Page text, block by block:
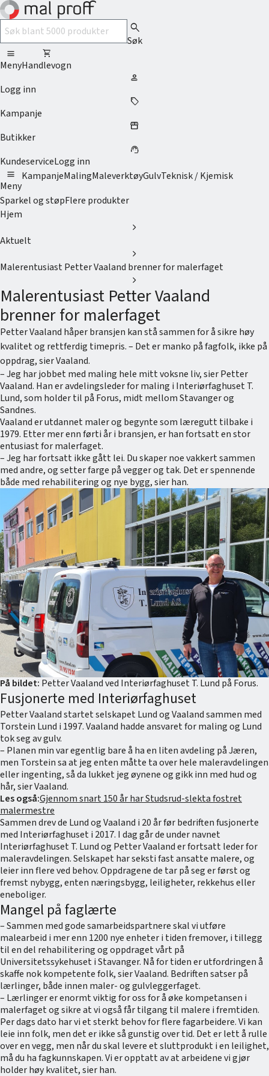
search
Søk
menu
Meny
shopping_cart
Handlevogn
person
Logg inn
sell
Kampanje
storefront
Butikker
support_agent
KundeserviceLogg inn
menu
Meny
KampanjeMalingMaleverktøyGulvTeknisk / Kjemisk
Sparkel og støpFlere produkter
Hjem
chevron_right
Aktuelt
chevron_right
Malerentusiast Petter Vaaland brenner for malerfaget
chevron_right
Malerentusiast Petter Vaaland
brenner for malerfaget
Petter Vaaland håper bransjen kan stå sammen for å sikre høy
kvalitet og rettferdig timepris. – Det er manko på fagfolk, ikke på
oppdrag, sier Vaaland.
– Jeg har jobbet med maling hele mitt voksne liv, sier Petter
Vaaland. Han er avdelingsleder for maling i Interiørfaghuset T.
Lund, som holder til på Forus, midt mellom Stavanger og
Sandnes.
Vaaland er utdannet maler og begynte som læregutt tilbake i
1979. Etter mer enn førti år i bransjen, er han fortsatt en stor
entusiast for malerfaget.
– Jeg har fortsatt ikke gått lei. Du skaper noe vakkert sammen
med andre, og setter farge på vegger og tak. Det er spennende
både med rehabilitering og nye bygg, sier han.
På bildet: Petter Vaaland ved Interiørfaghuset T. Lund på Forus.
Fusjonerte med Interiørfaghuset
Petter Vaaland startet selskapet Lund og Vaaland sammen med
Torstein Lund i 1997. Vaaland hadde ansvaret for maling og Lund
tok seg av gulv.
– Planen min var egentlig bare å ha en liten avdeling på Jæren,
men Torstein sa at jeg enten måtte ta over hele maleravdelingen
eller ingenting, så da lukket jeg øynene og gikk inn med hud og
hår, sier Vaaland.
Les også:Gjennom snart 150 år har Studsrud-slekta fostret
malermestre
Sammen drev de Lund og Vaaland i 20 år før bedriften fusjonerte
med Interiørfaghuset i 2017. I dag går de under navnet
Interiørfaghuset T. Lund og Petter Vaaland er fortsatt leder for
maleravdelingen. Selskapet har seksti fast ansatte malere, og
leier inn flere ved behov. Oppdragene de tar på seg er først og
fremst nybygg, enten næringsbygg, leiligheter, rekkehus eller
eneboliger.
Mangel på faglærte
– Sammen med gode samarbeidspartnere skal vi utføre
malearbeid i mer enn 1200 nye enheter i tiden fremover, i tillegg
til en del rehabilitering og oppdraget vårt på
Universitetssykehuset i Stavanger. Nå for tiden er utfordringen å
skaffe nok kompetente folk, sier Vaaland. Bedriften satser på
lærlinger, både innen maler- og gulvleggerfaget.
– Lærlinger er enormt viktig for oss for å øke kompetansen i
malerfaget og sikre at vi også får tilgang til malere i fremtiden.
Per dags dato har vi et sterkt behov for flere fagarbeidere. Vi kan
leie inn folk, men det er ikke så gunstig over tid. Det er lett å rulle
over en vegg, men når du skal levere et sluttprodukt i en leilighet,
må du ha fagkunnskapen. Vi er opptatt av at arbeidene vi gjør
holder høy kvalitet, sier han.